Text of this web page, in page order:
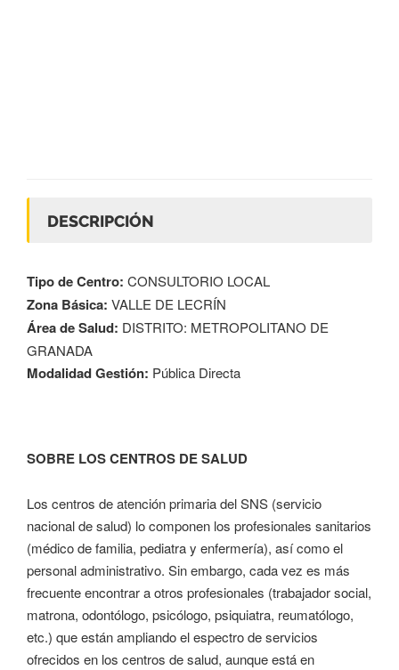
DESCRIPCIÓN
Tipo de Centro: CONSULTORIO LOCAL
Zona Básica: VALLE DE LECRÍN
Área de Salud: DISTRITO: METROPOLITANO DE
GRANADA
Modalidad Gestión: Pública Directa
SOBRE LOS CENTROS DE SALUD
Los centros de atención primaria del SNS (servicio
nacional de salud) lo componen los profesionales sanitarios
(médico de familia, pediatra y enfermería), así como el
personal administrativo. Sin embargo, cada vez es más
frecuente encontrar a otros profesionales (trabajador social,
matrona, odontólogo, psicólogo, psiquiatra, reumatólogo,
etc.) que están ampliando el espectro de servicios
ofrecidos en los centros de salud, aunque está en